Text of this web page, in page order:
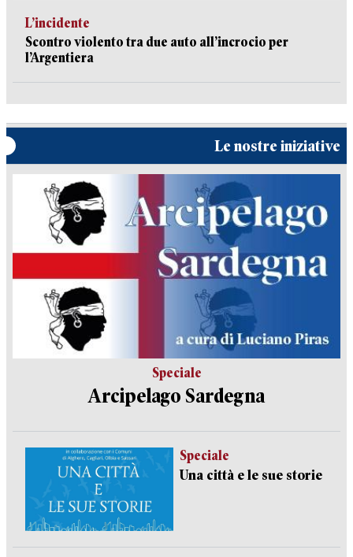
L’incidente
Scontro violento tra due auto all’incrocio per
l’Argentiera
Le nostre iniziative
Speciale
Arcipelago Sardegna
Speciale
Una città e le sue storie